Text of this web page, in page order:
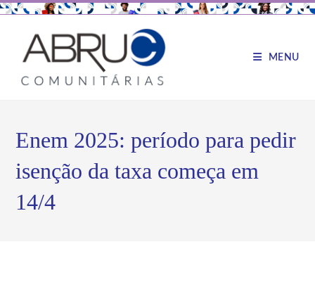
MENU
Enem 2025: período para pedir
isenção da taxa começa em
14/4